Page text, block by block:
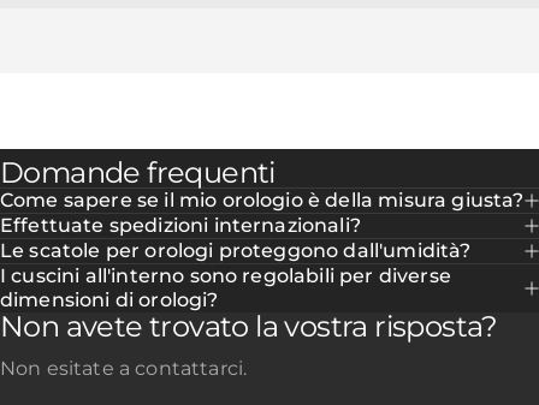
Domande frequenti
Come sapere se il mio orologio è della misura giusta?
Effettuate spedizioni internazionali?
Le scatole per orologi proteggono dall'umidità?
I cuscini all'interno sono regolabili per diverse
dimensioni di orologi?
Non avete trovato la vostra risposta?
Non esitate a contattarci.